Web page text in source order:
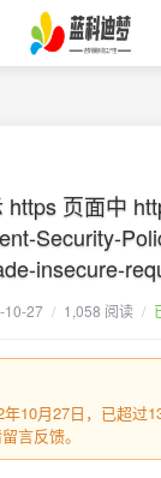
https 页面中
Security-
insecure-
10-27 / 1,058 阅读 /
10月27日，已超过
言反馈。